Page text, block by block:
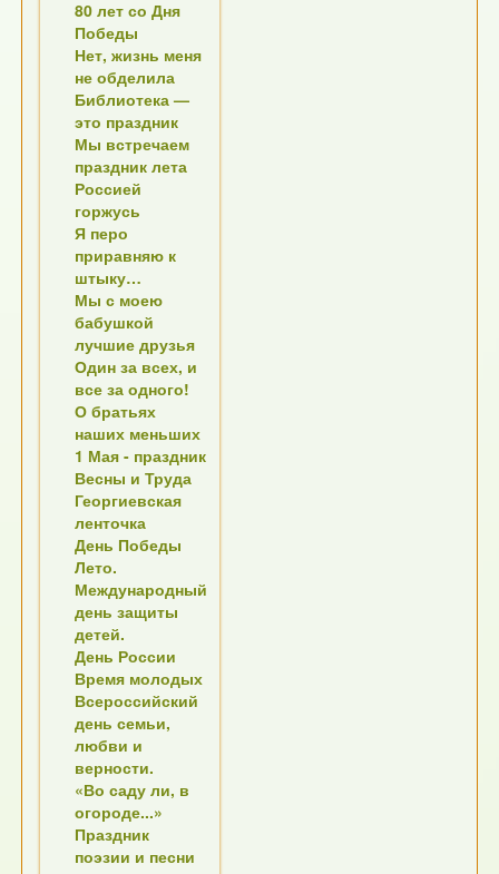
80 лет со Дня
Победы
Нет, жизнь меня
не обделила
Библиотека —
это праздник
Мы встречаем
праздник лета
Россией
горжусь
Я перо
приравняю к
штыку…
Мы с моею
бабушкой
лучшие друзья
Один за всех, и
все за одного!
О братьях
наших меньших
1 Мая - праздник
Весны и Труда
Георгиевская
ленточка
День Победы
Лето.
Международный
день защиты
детей.
День России
Время молодых
Всероссийский
день семьи,
любви и
верности.
«Во саду ли, в
огороде...»
Праздник
поэзии и песни